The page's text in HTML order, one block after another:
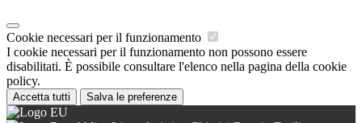
Cookie necessari per il funzionamento
I cookie necessari per il funzionamento non possono essere
disabilitati. È possibile consultare l'elenco nella pagina della cookie
policy.
Accetta tutti Salva le preferenze